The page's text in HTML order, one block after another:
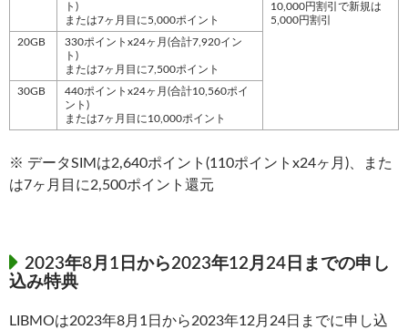
10,000円割引で新規は
5,000円割引
ト)
または7ヶ月目に5,000ポイント
20GB
330ポイントx24ヶ月(合計7,920イン
ト)
または7ヶ月目に7,500ポイント
30GB
440ポイントx24ヶ月(合計10,560ポイ
ント)
または7ヶ月目に10,000ポイント
※ データSIMは2,640ポイント(110ポイントx24ヶ月)、また
は7ヶ月目に2,500ポイント還元
2023年8月1日から2023年12月24日までの申し
込み特典
LIBMOは2023年8月1日から2023年12月24日までに申し込